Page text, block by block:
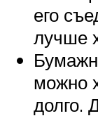
его
лучше
можно
долго.